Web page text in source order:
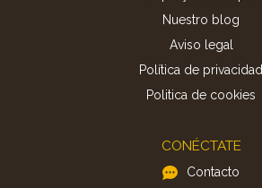
Nuestro blog
Aviso legal
Política de privacidad
Politica de cookies
CONÉCTATE
Contacto